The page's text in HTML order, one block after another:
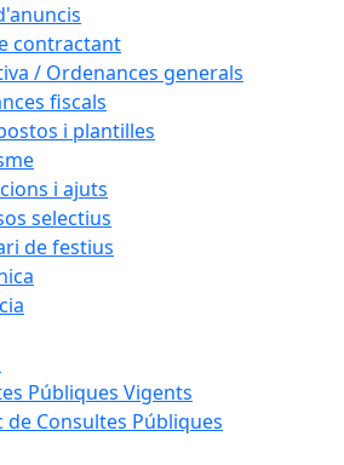
contractant
/ Ordenances generals
fiscals
i plantilles
i ajuts
selectius
de festius
Públiques Vigents
de Consultes Públiques